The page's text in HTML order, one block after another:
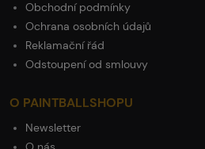
Obchodní podmínky
Ochrana osobních údajů
Reklamační řád
Odstoupení od smlouvy
O PAINTBALLSHOPU
Newsletter